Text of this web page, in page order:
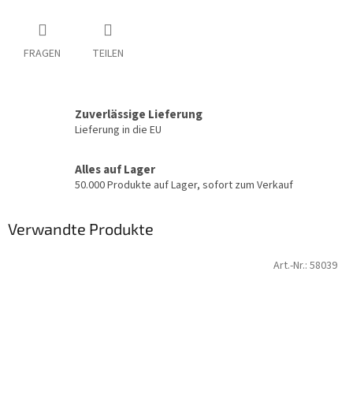
FRAGEN TEILEN
Zuverlässige Lieferung
Lieferung in die EU
Alles auf Lager
50.000 Produkte auf Lager, sofort zum Verkauf
Verwandte Produkte
Art.-Nr.: 58039